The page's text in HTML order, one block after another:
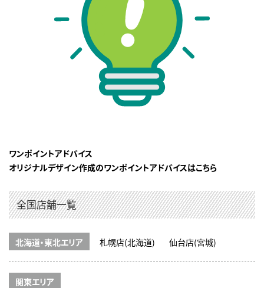
ワンポイントアドバイス
オリジナルデザイン作成のワンポイントアドバイスはこちら
全国店舗一覧
北海道・東北エリア 札幌店(北海道) 仙台店(宮城)
関東エリア